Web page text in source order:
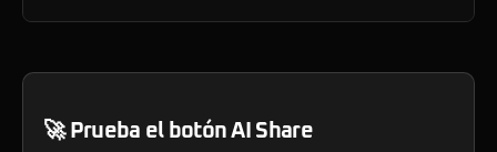
🚀 Prueba el botón AI Share